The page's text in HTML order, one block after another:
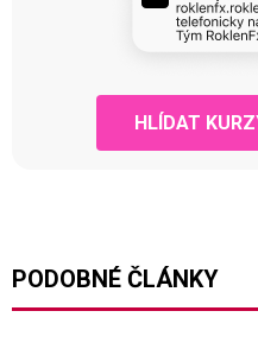
HLÍDAT
PODOBNÉ ČLÁNKY